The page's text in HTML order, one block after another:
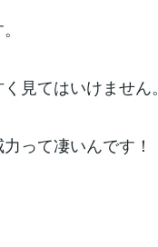
見てはいけません。
って凄いんです！